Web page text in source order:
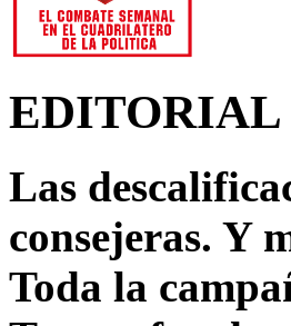
EDITORIAL
Las
consejeras. Y
Toda la